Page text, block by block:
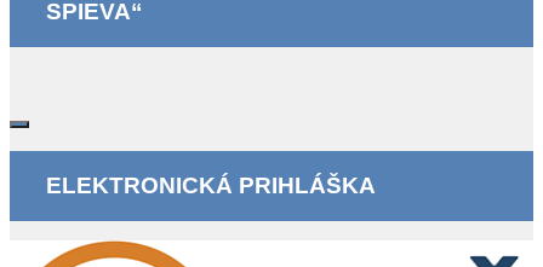
SPIEVA“
ELEKTRONICKÁ PRIHLÁŠKA